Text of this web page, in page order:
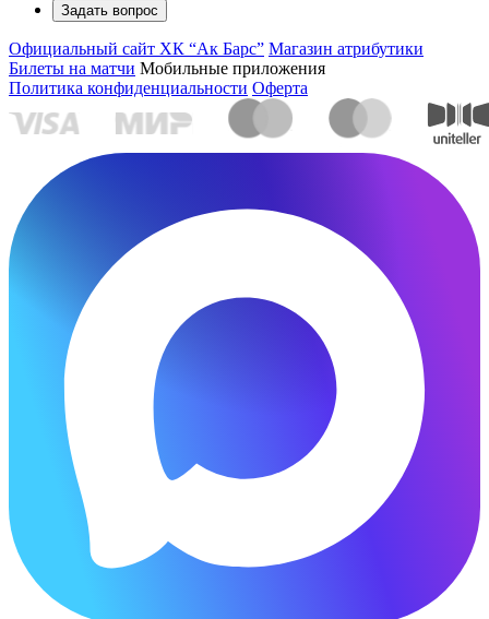
Задать вопрос
Официальный сайт ХК “Ак Барс” Магазин атрибутики
Билеты на матчи Мобильные приложения
Политика конфиденциальности Оферта